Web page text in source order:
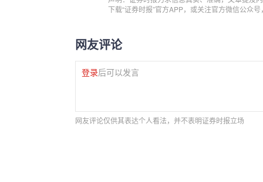
下载“证券时报”官方APP，或关注官方微信公众
网友评论
登录后可以发言
网友评论仅供其表达个人看法，并不表明证券时报立场